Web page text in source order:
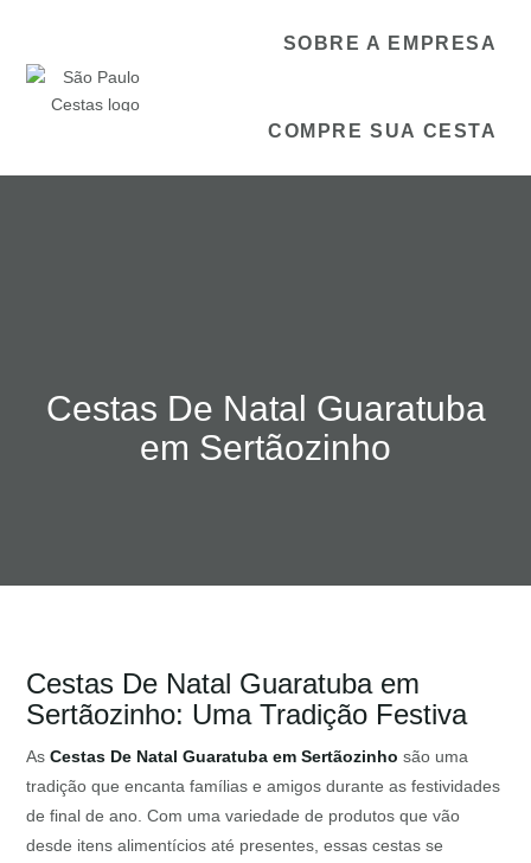
SOBRE A EMPRESA
COMPRE SUA CESTA
Cestas De Natal Guaratuba
em Sertãozinho
Cestas De Natal Guaratuba em
Sertãozinho: Uma Tradição Festiva
AsCestas De Natal Guaratuba em Sertãozinho são uma
tradição que encanta famílias e amigos durante as festividades
de final de ano. Com uma variedade de produtos que vão
desde itens alimentícios até presentes, essas cestas se